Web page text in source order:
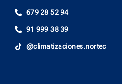
679 28 52 94
91 999 38 39
@climatizaciones.nortec